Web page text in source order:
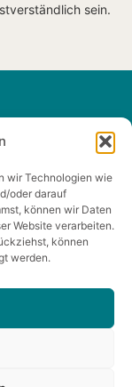
wir Technologien wie
oder darauf
können wir Daten
Website verarbeiten.
können
werden.
sein.